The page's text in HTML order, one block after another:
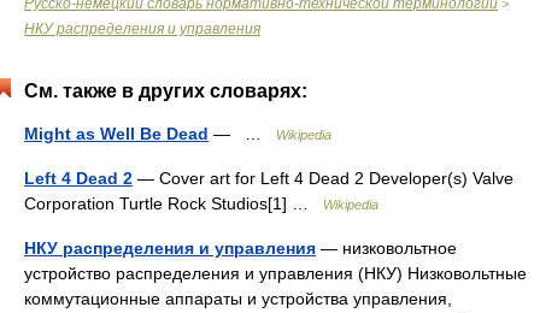
Русско-немецкий словарь нормативно-технической терминологии >
НКУ распределения и управления
См. также в других словарях:
Might as Well Be Dead — … Wikipedia
Left 4 Dead 2 — Cover art for Left 4 Dead 2 Developer(s) Valve
Corporation Turtle Rock Studios[1] …
Wikipedia
НКУ распределения и управления — низковольтное
устройство распределения и управления (НКУ) Низковольтные
коммутационные аппараты и устройства управления,